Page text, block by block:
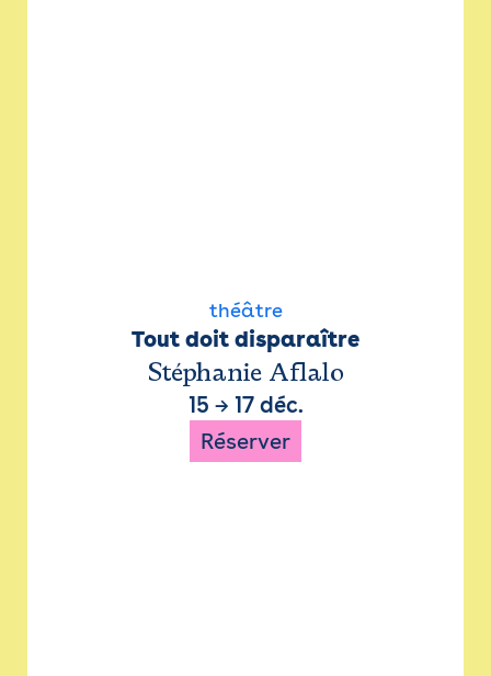
théâtre
Tout doit disparaître
Stéphanie Aflalo
15 → 17 déc.
Réserver